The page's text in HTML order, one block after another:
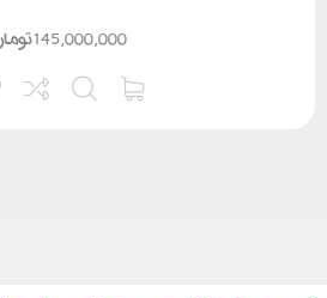
145,000,000